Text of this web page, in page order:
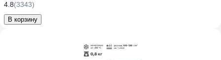
4.8(3343)
В корзину